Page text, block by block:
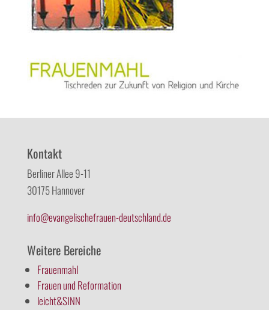
Kontakt
Berliner Allee 9-11
30175 Hannover
info@evangelischefrauen-deutschland.de
Weitere Bereiche
Frauenmahl
Frauen und Reformation
leicht&SINN